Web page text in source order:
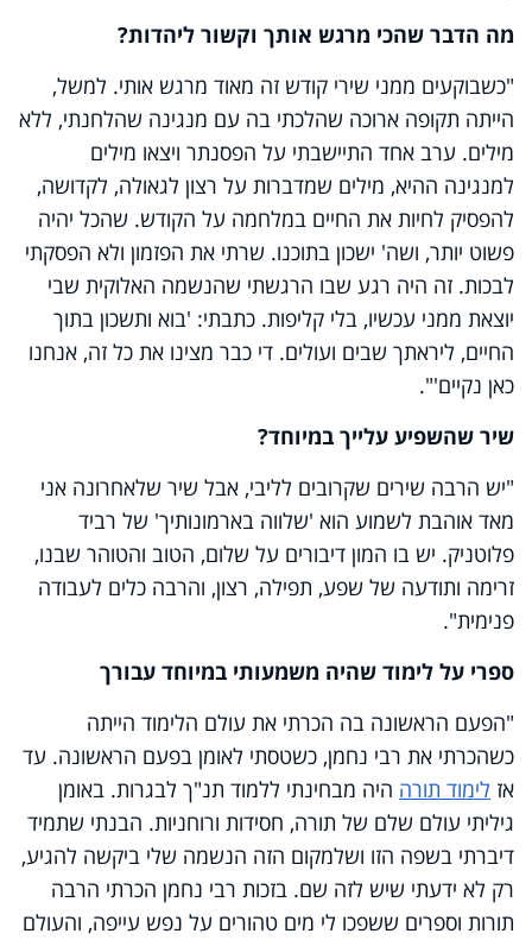
מה הדבר שהכי מרגש אותך וקשור ליהדות?
"כשבוקעים ממני שירי קודש זה מאוד מרגש אותי. למשל,
הייתה תקופה ארוכה שהלכתי בה עם מנגינה שהלחנתי, ללא
מילים. ערב אחד התיישבתי על הפסנתר ויצאו מילים
למנגינה ההיא, מילים שמדברות על רצון לגאולה, לקדושה,
להפסיק לחיות את החיים במלחמה על הקודש. שהכל יהיה
פשוט יותר, ושה' ישכון בתוכנו. שרתי את הפזמון ולא הפסקתי
לבכות. זה היה רגע שבו הרגשתי שהנשמה האלוקית שבי
יוצאת ממני עכשיו, בלי קליפות. כתבתי: 'בוא ותשכון בתוך
החיים, ליראתך שבים ועולים. די כבר מצינו את כל זה, אנחנו
כאן נקיים'".
שיר שהשפיע עלייך במיוחד?
"יש הרבה שירים שקרובים לליבי, אבל שיר שלאחרונה אני
מאד אוהבת לשמוע הוא 'שלווה בארמונותיך' של רביד
פלוטניק. יש בו המון דיבורים על שלום, הטוב והטוהר שבנו,
זרימה ותודעה של שפע, תפילה, רצון, והרבה כלים לעבודה
פנימית".
ספרי על לימוד שהיה משמעותי במיוחד עבורך
"הפעם הראשונה בה הכרתי את עולם הלימוד הייתה
כשהכרתי את רבי נחמן, כשטסתי לאומן בפעם הראשונה. עד
אז לימוד תורה היה מבחינתי ללמוד תנ"ך לבגרות. באומן
גיליתי עולם שלם של תורה, חסידות ורוחניות. הבנתי שתמיד
דיברתי בשפה הזו ושלמקום הזה הנשמה שלי ביקשה להגיע,
רק לא ידעתי שיש לזה שם. בזכות רבי נחמן הכרתי הרבה
תורות וספרים ששפכו לי מים טהורים על נפש עייפה, והעולם